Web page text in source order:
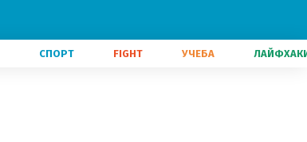
СПОРТ FIGHT УЧЕБА